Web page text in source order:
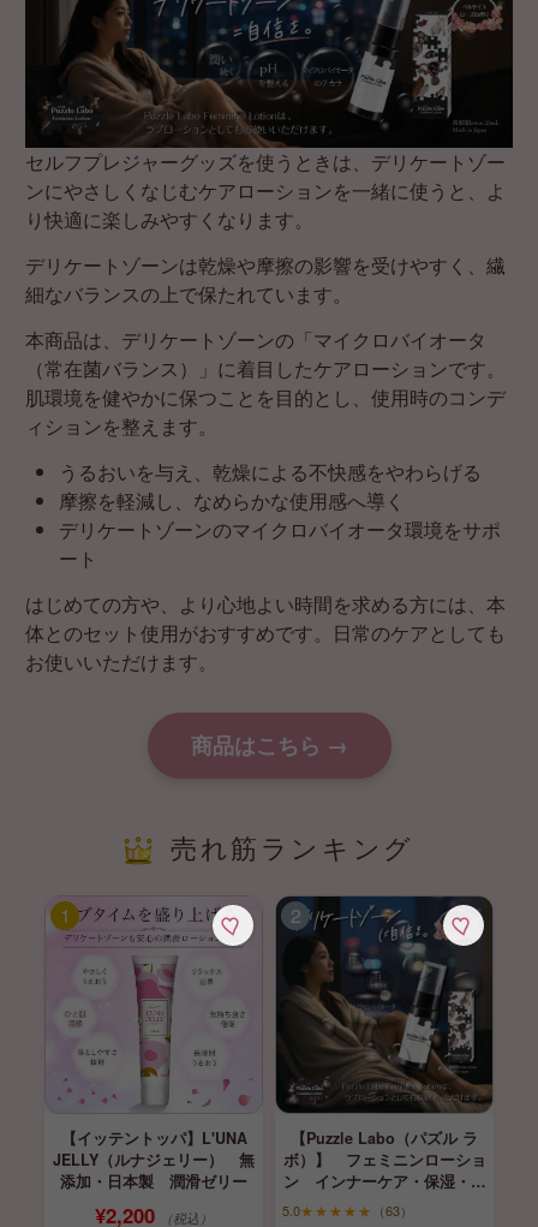
セルフプレジャーグッズを使うときは、デリケートゾー
ンにやさしくなじむケアローションを一緒に使うと、よ
り快適に楽しみやすくなります。
デリケートゾーンは乾燥や摩擦の影響を受けやすく、繊
細なバランスの上で保たれています。
本商品は、デリケートゾーンの「マイクロバイオータ
（常在菌バランス）」に着目したケアローションです。
肌環境を健やかに保つことを目的とし、使用時のコンデ
ィションを整えます。
うるおいを与え、乾燥による不快感をやわらげる
摩擦を軽減し、なめらかな使用感へ導く
デリケートゾーンのマイクロバイオータ環境をサポ
ート
はじめての方や、より心地よい時間を求める方には、本
体とのセット使用がおすすめです。日常のケアとしても
お使いいただけます。
商品はこちら →
売れ筋ランキング
【イッテントッパ】L'UNA
JELLY（ルナジェリー） 無
添加・日本製 潤滑ゼリー
¥2,200 （税込）
【Puzzle Labo（パズル ラ
ボ）】 フェミニンローショ
ン インナーケア・保湿・育
膣
5.0★★★★★ （63）